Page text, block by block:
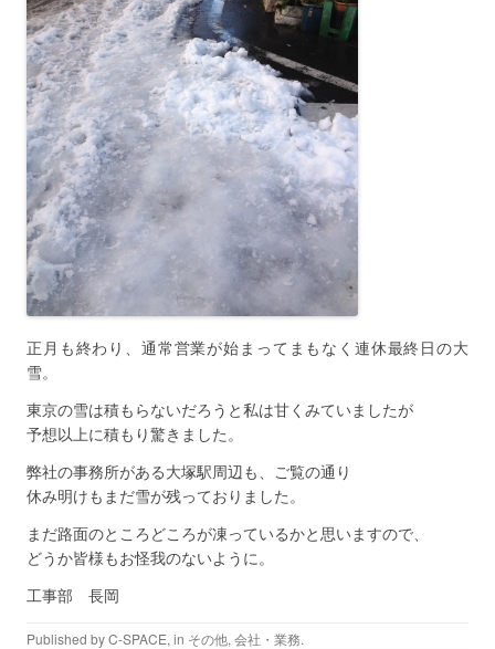
正月も終わり、通常営業が始まってまもなく連休最終日の大
雪。
東京の雪は積もらないだろうと私は甘くみていましたが
予想以上に積もり驚きました。
弊社の事務所がある大塚駅周辺も、ご覧の通り
休み明けもまだ雪が残っておりました。
まだ路面のところどころが凍っているかと思いますので、
どうか皆様もお怪我のないように。
工事部 長岡
Published byC-SPACE, in その他, 会社・業務.